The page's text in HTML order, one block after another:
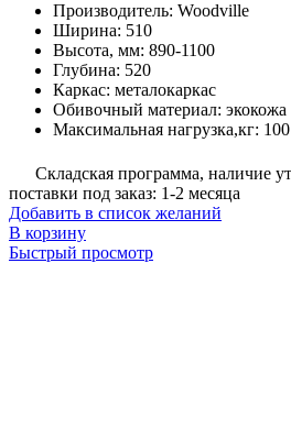
Производитель: Woodville
Ширина: 510
Высота, мм: 890-1100
Глубина: 520
Каркас: металокаркас
Обивочный материал: экокожа
Максимальная нагрузка,кг: 100
Складская программа, наличие
поставки под заказ: 1-2 месяца
Добавить в список желаний
В корзину
Быстрый просмотр